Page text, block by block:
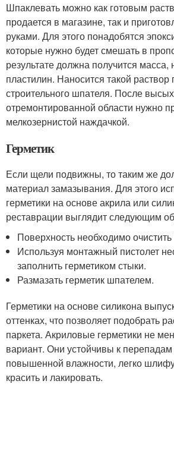
Шпаклевать можно как готовым
продается в магазине, так и
руками. Для этого понадобятся
которые нужно будет смешать в
результате должна получится
пластилин. Наносится такой
строительного шпателя. После
отремонтированной области нужно
мелкозернистой наждачкой.
Герметик
Если щели подвижны, то таким же
материал замазывания. Для этого
герметики на основе акрила или
реставрации выглядит следующим
Поверхность необходимо
Используя монтажный пистолет
заполнить герметиком стыки.
Размазать герметик шпателем.
Герметики на основе силикона
оттенках, что позволяет подобрать
паркета. Акриловые герметики не
вариант. Они устойчивы к
повышенной влажности, легко
красить и лакировать.